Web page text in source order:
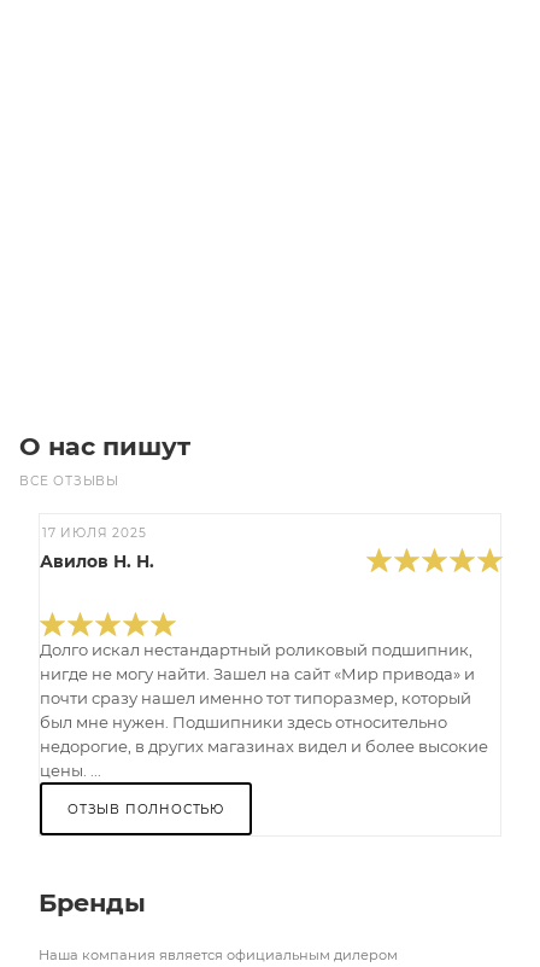
О нас пишут
ВСЕ ОТЗЫВЫ
17 ИЮЛЯ 2025
Авилов Н. Н.
Долго искал нестандартный роликовый подшипник,
нигде не могу найти. Зашел на сайт «Мир привода» и
почти сразу нашел именно тот типоразмер, который
был мне нужен. Подшипники здесь относительно
недорогие, в других магазинах видел и более высокие
цены. ...
ОТЗЫВ ПОЛНОСТЬЮ
Бренды
Наша компания является официальным дилером